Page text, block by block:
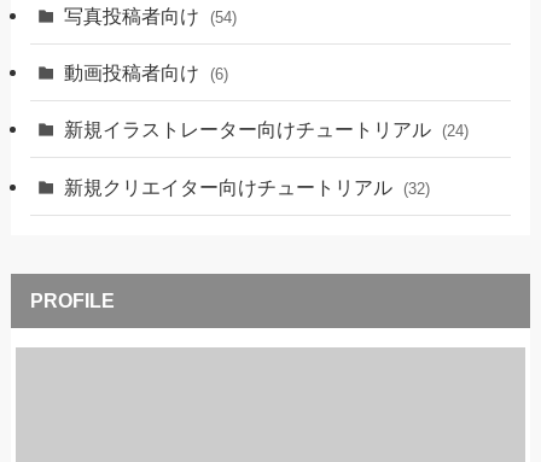
写真投稿者向け (54)
動画投稿者向け (6)
新規イラストレーター向けチュートリアル (24)
新規クリエイター向けチュートリアル (32)